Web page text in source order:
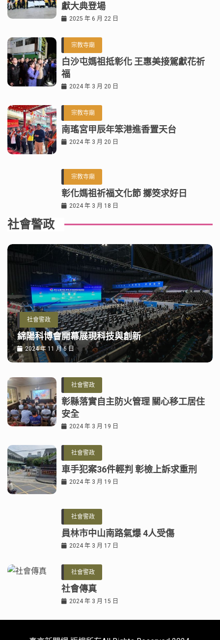
獻大典登場
2025 年 6 月 22 日
宗教寺廟
白沙屯媽祖抵彰化 王惠美接駕獻花祈
福
2024 年 3 月 20 日
宗教寺廟
南瑤宮甲辰年笨港進香置天台
2024 年 3 月 20 日
宗教寺廟
彰化媽祖祈福文化節 擲筊求好日
2024 年 3 月 18 日
社會警政
社會警政
綿陽科博會開幕展現科技與創新
2024 年 11 月 6 日
社會警政
彰縣落實自主防火管理 關心移工居住
安全
2024 年 3 月 19 日
社會警政
車手犯案36件輕判 彰檢上訴求重刑
2024 年 3 月 19 日
社會警政
員林市中山南路氣爆 4人受傷
2024 年 3 月 17 日
社會警政
社會傳真
2024 年 3 月 15 日